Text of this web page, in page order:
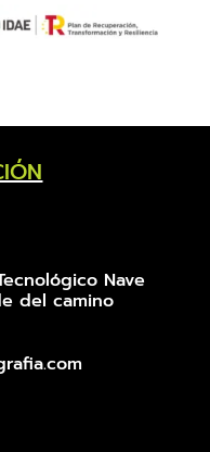
Nave
del camino